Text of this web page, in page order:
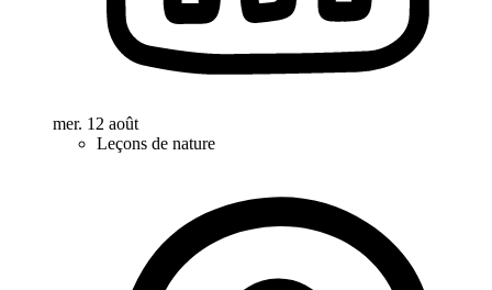
mer. 12 août
Leçons de nature